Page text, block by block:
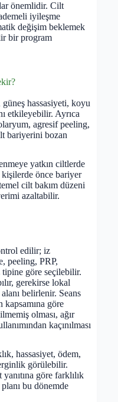
önemlidir. Cilt
iyileşme
değişim beklemek
bir program
hassasiyeti, koyu
etkileyebilir. Ayrıca
agresif peeling,
bariyerini bozan
yatkın ciltlerde
önce bariyer
cilt bakım düzeni
azaltabilir.
edilir; iz
peeling, PRP,
göre seçilebilir.
gerekirse lokal
belirlenir. Seans
kapsamına göre
olması, ağır
kaçınılması
hassasiyet, ödem,
görülebilir.
göre farklılık
bu dönemde